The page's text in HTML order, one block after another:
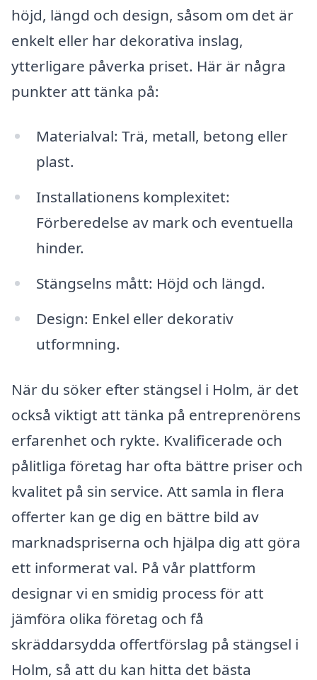
höjd, längd och design, såsom om det är
enkelt eller har dekorativa inslag,
ytterligare påverka priset. Här är några
punkter att tänka på:
Materialval: Trä, metall, betong eller
plast.
Installationens komplexitet:
Förberedelse av mark och eventuella
hinder.
Stängselns mått: Höjd och längd.
Design: Enkel eller dekorativ
utformning.
När du söker efter stängsel i Holm, är det
också viktigt att tänka på entreprenörens
erfarenhet och rykte. Kvalificerade och
pålitliga företag har ofta bättre priser och
kvalitet på sin service. Att samla in flera
offerter kan ge dig en bättre bild av
marknadspriserna och hjälpa dig att göra
ett informerat val. På vår plattform
designar vi en smidig process för att
jämföra olika företag och få
skräddarsydda offertförslag på stängsel i
Holm, så att du kan hitta det bästa